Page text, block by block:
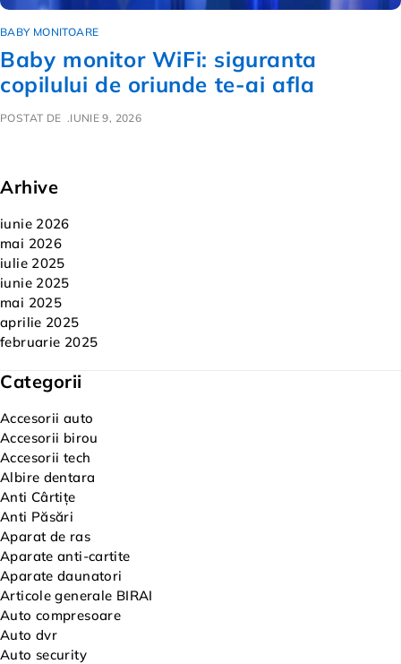
BABY MONITOARE
Baby monitor WiFi: siguranta
copilului de oriunde te-ai afla
POSTAT DE IUNIE 9, 2026
Arhive
iunie 2026
mai 2026
iulie 2025
iunie 2025
mai 2025
aprilie 2025
februarie 2025
Categorii
Accesorii auto
Accesorii birou
Accesorii tech
Albire dentara
Anti Cârtițe
Anti Păsări
Aparat de ras
Aparate anti-cartite
Aparate daunatori
Articole generale BIRAI
Auto compresoare
Auto dvr
Auto security